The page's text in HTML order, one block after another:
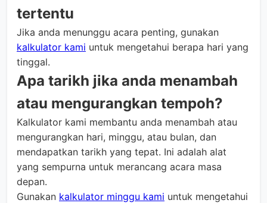
tertentu
Jika anda menunggu acara penting, gunakan
kalkulator kami untuk mengetahui berapa hari yang
tinggal.
Apa tarikh jika anda menambah
atau mengurangkan tempoh?
Kalkulator kami membantu anda menambah atau
mengurangkan hari, minggu, atau bulan, dan
mendapatkan tarikh yang tepat. Ini adalah alat
yang sempurna untuk merancang acara masa
depan.
Gunakan kalkulator minggu kami untuk mengetahui